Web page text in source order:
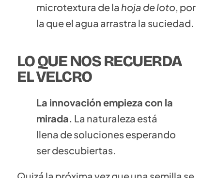
microtextura de la hoja de loto, por
la que el agua arrastra la suciedad.
LO QUE NOS RECUERDA
EL VELCRO
La innovación empieza con la
mirada. La naturaleza está
llena de soluciones esperando
ser descubiertas.